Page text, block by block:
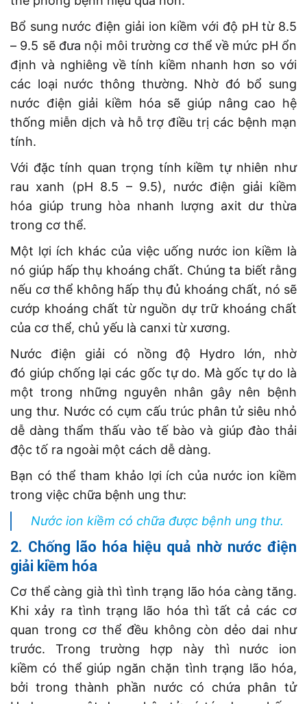
Bổ sung nước điện giải ion kiềm với độ pH từ 8.5
– 9.5 sẽ đưa nội môi trường cơ thể về mức pH ổn
định và nghiêng về tính kiềm nhanh hơn so với
các loại nước thông thường. Nhờ đó bổ sung
nước điện giải kiềm hóa sẽ giúp nâng cao hệ
thống miễn dịch và hỗ trợ điều trị các bệnh mạn
tính.
Với đặc tính quan trọng tính kiềm tự nhiên như
rau xanh (pH 8.5 – 9.5), nước điện giải kiềm
hóa giúp trung hòa nhanh lượng axit dư thừa
trong cơ thể.
Một lợi ích khác của việc uống nước ion kiềm là
nó giúp hấp thụ khoáng chất. Chúng ta biết rằng
nếu cơ thể không hấp thụ đủ khoáng chất, nó sẽ
cướp khoáng chất từ ​​nguồn dự trữ khoáng chất
của cơ thể, chủ yếu là canxi từ xương.
Nước điện giải có nồng độ Hydro lớn, nhờ
đó giúp chống lại các gốc tự do. Mà gốc tự do là
một trong những nguyên nhân gây nên bệnh
ung thư. Nước có cụm cấu trúc phân tử siêu nhỏ
dễ dàng thẩm thấu vào tế bào và giúp đào thải
độc tố ra ngoài một cách dễ dàng.
Bạn có thể tham khảo lợi ích của nước ion kiềm
trong việc chữa bệnh ung thư:
Nước ion kiềm có chữa được bệnh ung thư.
2. Chống lão hóa hiệu quả nhờ nước điện
giải kiềm hóa
Cơ thể càng già thì tình trạng lão hóa càng tăng.
Khi xảy ra tình trạng lão hóa thì tất cả các cơ
quan trong cơ thể đều không còn dẻo dai như
trước. Trong trường hợp này thì nước ion
kiềm có thể giúp ngăn chặn tình trạng lão hóa,
bởi trong thành phần nước có chứa phân tử